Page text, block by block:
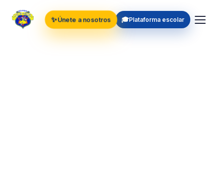
✨Únete a nosotros 🎓Plataforma escolar